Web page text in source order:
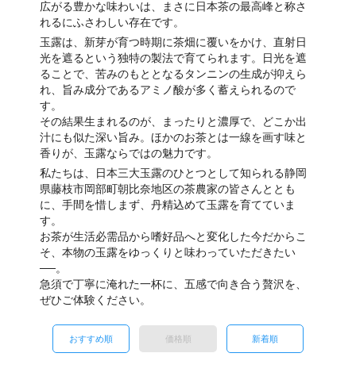
広がる豊かな味わいは、まさに日本茶の最高峰と称さ
れるにふさわしい存在です。
玉露は、新芽が育つ時期に茶畑に覆いをかけ、直射日
光を遮るという独特の製法で育てられます。日光を遮
ることで、苦みのもととなるタンニンの生成が抑えら
れ、旨み成分であるアミノ酸が多く蓄えられるので
す。
その結果生まれるのが、まったりと濃厚で、どこか出
汁にも似た深い旨み。ほかのお茶とは一線を画す味と
香りが、玉露ならではの魅力です。
私たちは、日本三大玉露のひとつとして知られる静岡
県藤枝市岡部町朝比奈地区の茶農家の皆さんととも
に、手間を惜しまず、丹精込めて玉露を育てていま
す。
お茶が生活必需品から嗜好品へと変化した今だからこ
そ、本物の玉露をゆっくりと味わっていただきたい
──。
急須で丁寧に淹れた一杯に、五感で向き合う贅沢を、
ぜひご体験ください。
おすすめ順 価格順 新着順